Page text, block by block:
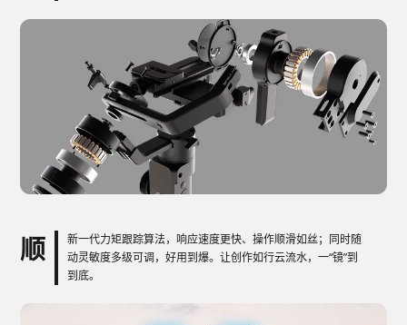
顺
新一代力矩跟踪算法，响应速度更快、操作顺滑如丝；同时随
动灵敏度多级可调，好用到爆。让创作如行云流水，一“镜”到
到底。